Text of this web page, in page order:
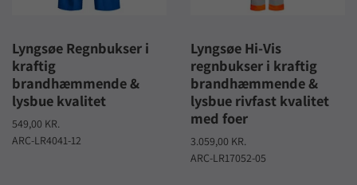
Lyngsøe Regnbukser i
kraftig
brandhæmmende &
lysbue kvalitet
549,00 KR.
ARC-LR4041-12
Lyngsøe Hi-Vis
regnbukser i kraftig
brandhæmmende &
lysbue rivfast kvalitet
med foer
3.059,00 KR.
ARC-LR17052-05